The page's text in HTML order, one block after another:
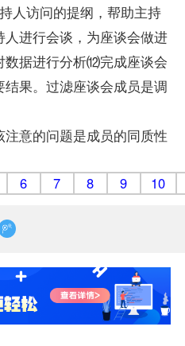
人访问的提纲，帮助主持
进行会谈，为座谈会做进
据进行分析⑿完成座谈会
果。过滤座谈会成员是调
意的问题是成员的同质性
6 7 8 9 10